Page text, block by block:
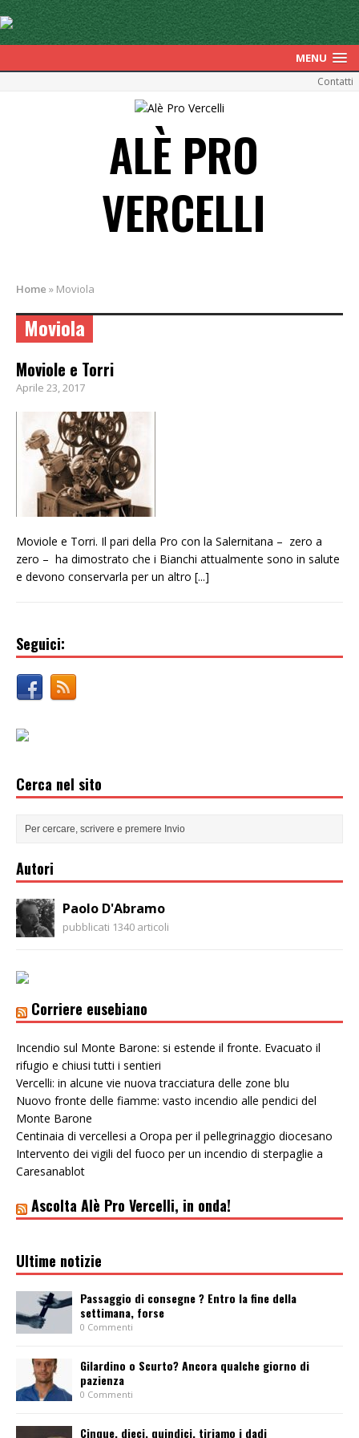
MENU
Contatti
ALÈ PRO
VERCELLI
Home » Moviola
Moviola
Moviole e Torri
Aprile 23, 2017
Moviole e Torri. Il pari della Pro con la Salernitana – zero a
zero – ha dimostrato che i Bianchi attualmente sono in salute
e devono conservarla per un altro [...]
Seguici:
Cerca nel sito
Autori
Paolo D'Abramo
pubblicati 1340 articoli
Corriere eusebiano
Incendio sul Monte Barone: si estende il fronte. Evacuato il
rifugio e chiusi tutti i sentieri
Vercelli: in alcune vie nuova tracciatura delle zone blu
Nuovo fronte delle fiamme: vasto incendio alle pendici del
Monte Barone
Centinaia di vercellesi a Oropa per il pellegrinaggio diocesano
Intervento dei vigili del fuoco per un incendio di sterpaglie a
Caresanablot
Ascolta Alè Pro Vercelli, in onda!
Ultime notizie
Passaggio di consegne ? Entro la fine della
settimana, forse
0 Commenti
Gilardino o Scurto? Ancora qualche giorno di
pazienza
0 Commenti
Cinque, dieci, quindici, tiriamo i dadi